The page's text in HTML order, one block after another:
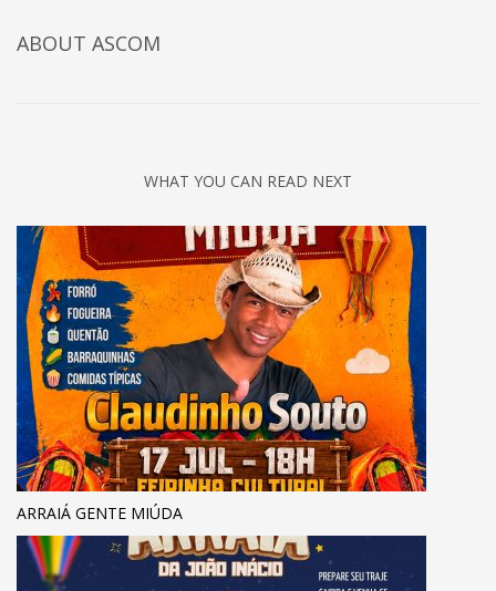
ABOUT ASCOM
WHAT YOU CAN READ NEXT
ARRAIÁ GENTE MIÚDA